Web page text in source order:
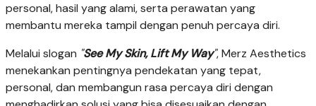
personal, hasil yang alami, serta perawatan yang
membantu mereka tampil dengan penuh percaya diri.
Melalui slogan "See My Skin, Lift My Way", Merz Aesthetics
menekankan pentingnya pendekatan yang tepat,
personal, dan membangun rasa percaya diri dengan